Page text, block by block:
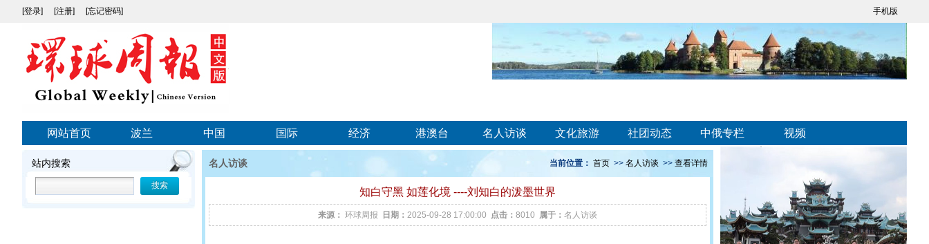
手机版
[登录] [注册] [忘记密码]
网站首页 波兰 中国 国际 经济 港澳台 名人访谈 文化旅游 社团动态 中俄专栏 视频
站内搜索 当前位置： 首页 >> 名人访谈 >> 查看详情
名人访谈
知白守黑 如莲化境 ----刘知白的泼墨世界
来源： 环球周报 日期： 2025-09-28 17:00:00 点击： 8010 属于： 名人访谈